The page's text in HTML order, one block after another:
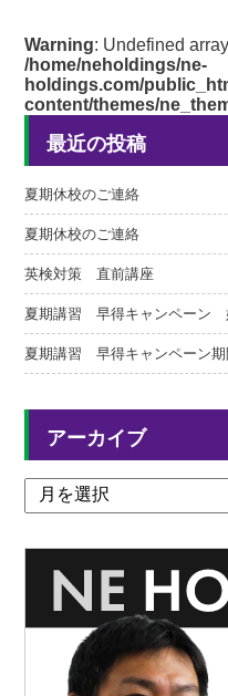
Warning: Undefined
/home/neholdings/ne-
holdings.com/
content/themes/
最近の投稿
夏期休校のご連絡
夏期休校のご連絡
英検対策 直前講座
夏期講習 早得キャンペーン
夏期講習 早得キャンペーン期
アーカイブ
ー